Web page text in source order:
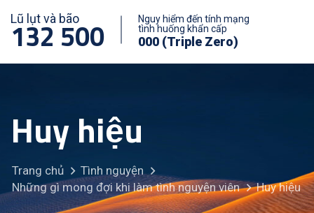
Lũ lụt và bão
132 500
Nguy hiểm đến tính mạng
tình huống khẩn cấp
000 (Triple Zero)
Huy hiệu
Trang chủ
Tình nguyện
Những gì mong đợi khi làm tình nguyện viên
Huy hiệu